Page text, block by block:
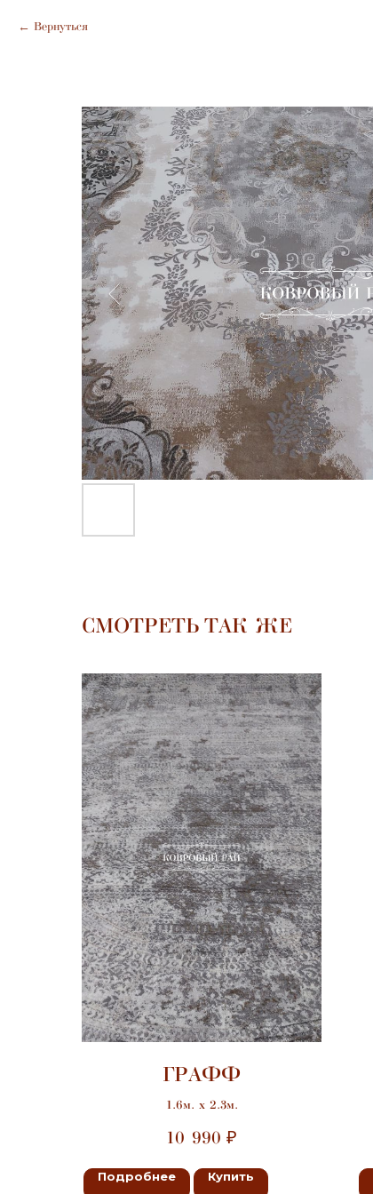
Вернуться
СМОТРЕТЬ ТАК ЖЕ
ГРАФФ
1.6м. х 2.3м.
10 990 ₽
Подробнее Купить